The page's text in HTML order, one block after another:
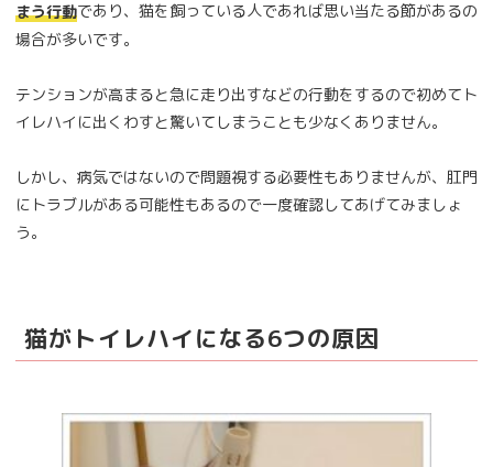
まう行動であり、猫を飼っている人であれば思い当たる節があるの
場合が多いです。
テンションが高まると急に走り出すなどの行動をするので初めてト
イレハイに出くわすと驚いてしまうことも少なくありません。
しかし、病気ではないので問題視する必要性もありませんが、肛門
にトラブルがある可能性もあるので一度確認してあげてみましょ
う。
猫がトイレハイになる6つの原因